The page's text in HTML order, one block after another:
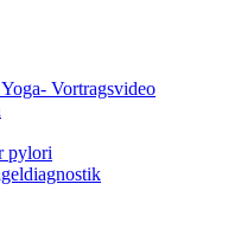
Vortragsvideo
pylori